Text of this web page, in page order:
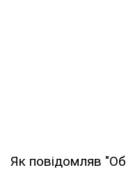
Як повідомляв